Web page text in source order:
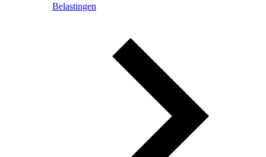
Belastingen